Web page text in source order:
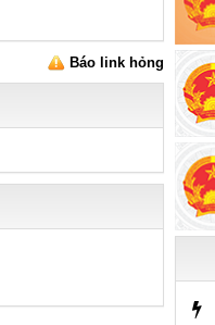
Báo link hỏng